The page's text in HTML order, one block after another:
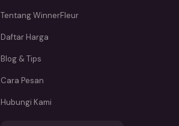
Tentang WinnerFleur
Daftar Harga
Blog & Tips
Cara Pesan
Hubungi Kami